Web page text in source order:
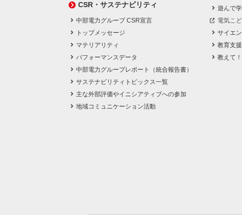
CSR・サステナビリティ
中部電力グループ CSR宣言
トップメッセージ
マテリアリティ
パフォーマンスデータ
中部電力グループレポート（統合報告書）
サステナビリティトピックス一覧
主な外部評価やイニシアティブへの参加
地域コミュニケーション活動
遊んで
電気こ
サイエ
教育支
教えて